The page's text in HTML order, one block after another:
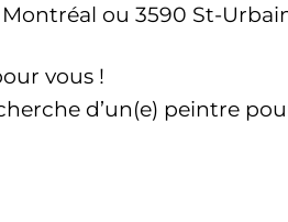
Montréal ou 3590 St-
vous !
d’un(e) peintre